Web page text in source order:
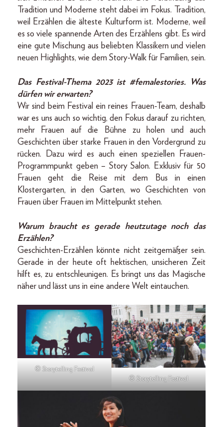
Tradition und Moderne steht dabei im Fokus. Tradition,
weil Erzählen die älteste Kulturform ist. Moderne, weil
es so viele spannende Arten des Erzählens gibt. Es wird
eine gute Mischung aus beliebten Klassikern und vielen
neuen Highlights, wie dem Story-Walk für Familien, sein.
Das Festival-Thema 2023 ist #femalestories. Was
dürfen wir erwarten?
Wir sind beim Festival ein reines Frauen-Team, deshalb
war es uns auch so wichtig, den Fokus darauf zu richten,
mehr Frauen auf die Bühne zu holen und auch
Geschichten über starke Frauen in den Vordergrund zu
rücken. Dazu wird es auch einen speziellen Frauen-
Programmpunkt geben – Story Salon. Exklusiv für 50
Frauen geht die Reise mit dem Bus in einen
Klostergarten, in den Garten, wo Geschichten von
Frauen über Frauen im Mittelpunkt stehen.
Warum braucht es gerade heutzutage noch das
Erzählen?
Geschichten-Erzählen könnte nicht zeitgemäßer sein.
Gerade in der heute oft hektischen, unsicheren Zeit
hilft es, zu entschleunigen. Es bringt uns das Magische
näher und lässt uns in eine andere Welt eintauchen.
© Storytelling Festival
© Storytelling Festival